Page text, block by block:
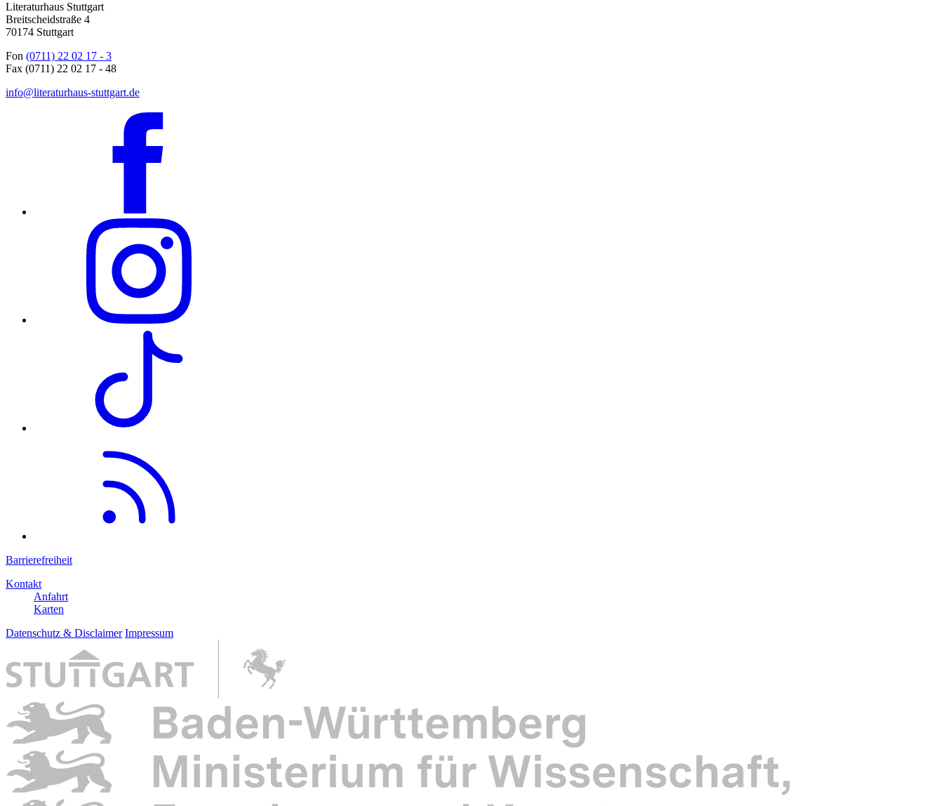
Literaturhaus Stuttgart
Breitscheidstraße 4
70174 Stuttgart
Fon (0711) 22 02 17 - 3
Fax (0711) 22 02 17 - 48
info@literaturhaus-stuttgart.de
Barrierefreiheit
Kontakt
Anfahrt
Karten
Datenschutz & Disclaimer Impressum